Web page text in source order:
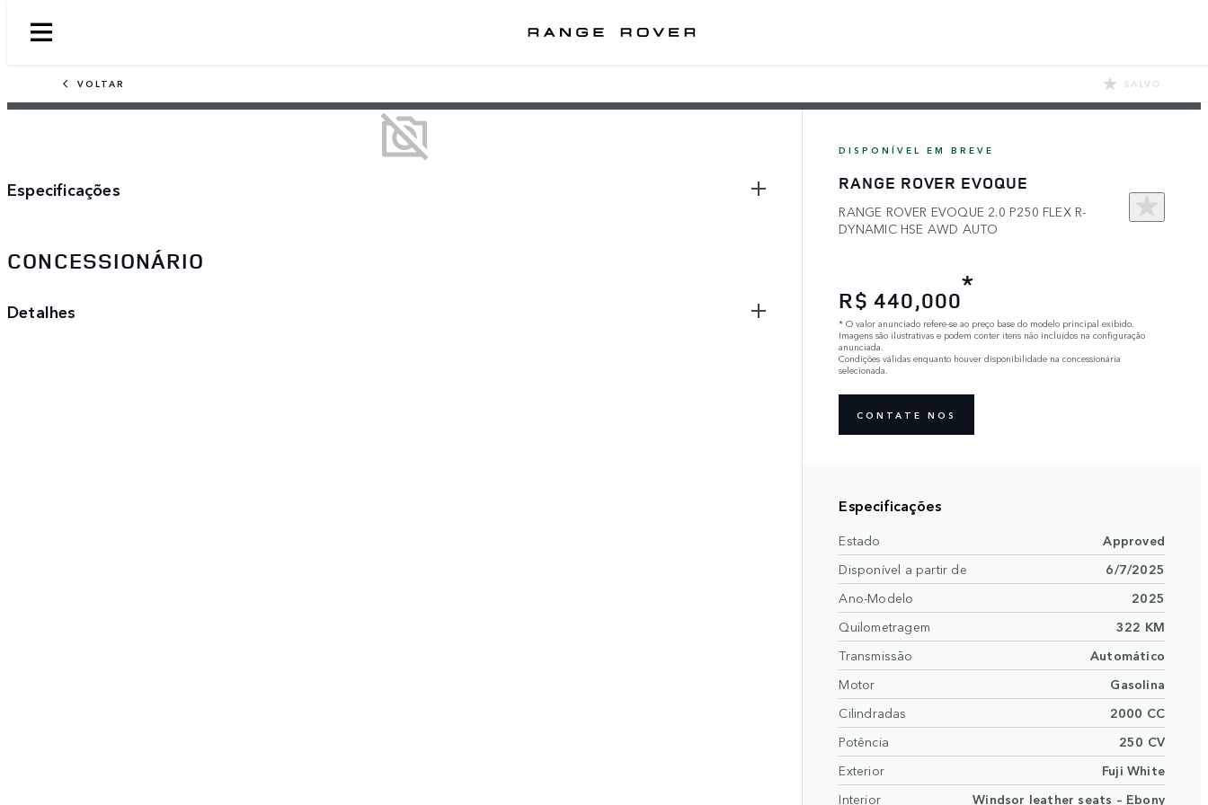
VOLTAR SALVO
Especificações
CONCESSIONÁRIO
Detalhes
DISPONÍVEL EM BREVE
RANGE ROVER EVOQUE
RANGE ROVER EVOQUE 2.0 P250 FLEX R-
DYNAMIC HSE AWD AUTO
R$ 440,000
*
* O valor anunciado refere-se ao preço base do modelo principal exibido.
Imagens são ilustrativas e podem conter itens não incluídos na configuração
anunciada.
Condições válidas enquanto houver disponibilidade na concessionária
selecionada.
CONTATE NOS
Especificações
Estado
Approved
Disponível a partir de
6/7/2025
Ano-Modelo
2025
Quilometragem
322 KM
Transmissão
Automático
Motor
Gasolina
Cilindradas
2000 CC
Potência
250 CV
Exterior
Fuji White
Interior
Windsor leather seats – Ebony